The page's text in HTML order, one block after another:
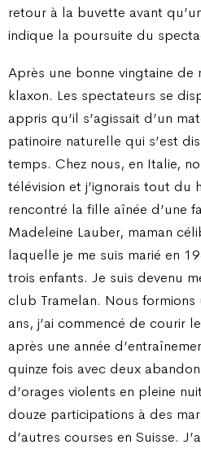
retour à la buvette avant
indique la poursuite du
Après une bonne vingtaine de
klaxon. Les spectateurs se
appris qu’il s’agissait d’un
patinoire naturelle qui s’est
temps. Chez nous, en Italie,
télévision et j’ignorais tout du
rencontré la fille aînée d’une
Madeleine Lauber, maman
laquelle je me suis marié en
trois enfants. Je suis devenu
club Tramelan. Nous
ans, j’ai commencé de courir
après une année
quinze fois avec deux
d’orages violents en pleine
douze participations à des
d’autres courses en Suisse.